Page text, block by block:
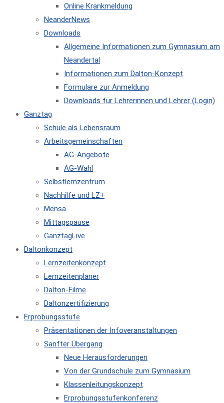
Online Krankmeldung
NeanderNews
Downloads
Allgemeine Informationen zum Gymnasium am
Neandertal
Informationen zum Dalton-Konzept
Formulare zur Anmeldung
Downloads für Lehrerinnen und Lehrer (Login)
Ganztag
Schule als Lebensraum
Arbeitsgemeinschaften
AG-Angebote
AG-Wahl
Selbstlernzentrum
Nachhilfe und LZ+
Mensa
Mittagspause
GanztagLive
Daltonkonzept
Lernzeitenkonzept
Lernzeitenplaner
Dalton-Filme
Daltonzertifizierung
Erprobungsstufe
Präsentationen der Infoveranstaltungen
Sanfter Übergang
Neue Herausforderungen
Von der Grundschule zum Gymnasium
Klassenleitungskonzept
Erprobungsstufenkonferenz